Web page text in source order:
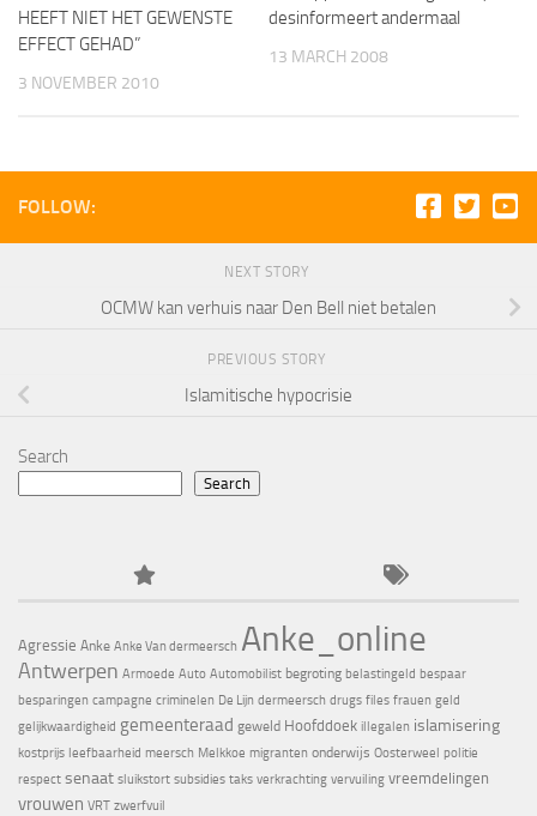
HEEFT NIET HET GEWENSTE
EFFECT GEHAD”
3 NOVEMBER 2010
desinformeert andermaal
13 MARCH 2008
FOLLOW:
NEXT STORY
OCMW kan verhuis naar Den Bell niet betalen
PREVIOUS STORY
Islamitische hypocrisie
Search
Search
Agressie Anke Anke Van dermeersch Anke_online
Antwerpen Armoede Auto Automobilist begroting belastingeld bespaar
besparingen campagne criminelen De Lijn dermeersch drugs files frauen geld
gelijkwaardigheid gemeenteraad geweld Hoofddoek illegalen islamisering
kostprijs leefbaarheid meersch Melkkoe migranten onderwijs Oosterweel politie
respect senaat sluikstort subsidies taks verkrachting vervuiling vreemdelingen
vrouwen VRT zwerfvuil